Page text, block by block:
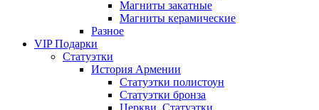
Магниты закатные
Магниты керамические
Разное
VIP Подарки
Статуэтки
История Армении
Статуэтки полистоун
Статуэтки бронза
Церкви. Статуэтки